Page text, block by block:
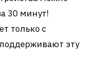
30 минут!
только с
эту